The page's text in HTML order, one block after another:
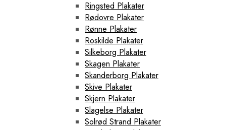
Ringsted Plakater
Rødovre Plakater
Rønne Plakater
Roskilde Plakater
Silkeborg Plakater
Skagen Plakater
Skanderborg Plakater
Skive Plakater
Skjern Plakater
Slagelse Plakater
Solrød Strand Plakater